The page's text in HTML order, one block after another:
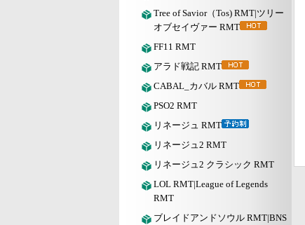
Tree of Savior（Tos) RMT|ツリー
オブセイヴァー RMT
FF11 RMT
アラド戦記 RMT
CABAL_カバル RMT
PSO2 RMT
リネージュ RMT
リネージュ2 RMT
リネージュ2 クラシック RMT
LOL RMT|League of Legends
RMT
ブレイドアンドソウル RMT|BNS